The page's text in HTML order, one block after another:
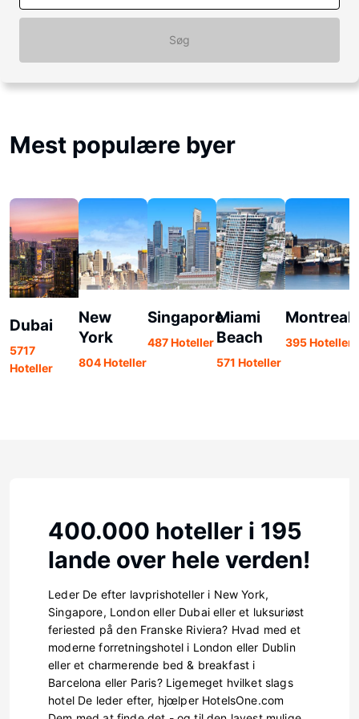
Søg
Mest populære byer
Dubai
5717
Hoteller
New
York
804 Hoteller
Singapore
487 Hoteller
Miami
Beach
571 Hoteller
Montreal
395 Hoteller
400.000 hoteller i 195
lande over hele verden!
Leder De efter lavprishoteller i New York,
Singapore, London eller Dubai eller et luksuriøst
feriested på den Franske Riviera? Hvad med et
moderne forretningshotel i London eller Dublin
eller et charmerende bed & breakfast i
Barcelona eller Paris? Ligemeget hvilket slags
hotel De leder efter, hjœlper HotelsOne.com